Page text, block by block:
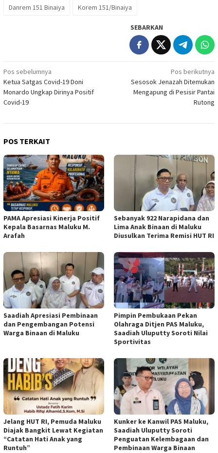
Danrem 151 Binaiya Korem 151/Binaiya
SEBARKAN
Navigasi
pos
Pos sebelumnya
Ketua Satgas Covid-19 Doni
Monardo Ungkap Dirinya Positif
Covid-19
Pos berikutnya
Sesosok Jenazah Ditemukan
Mengapung di Pesisir Pantai
Rutong
POS TERKAIT
PAMA Apresiasi Kinerja Positif
Kepala Basarnas Maluku M.
Arafah
Sebanyak 922 Narapidana dan
Lima Anak Binaan di Maluku
Diusulkan Terima Remisi HUT RI
Saadiah Apresiasi Pembinaan
dan Pengembangan Potensi
Warga Binaan di Maluku
Pimpin Pembukaan Pekan
Olahraga Ditjen PAS Maluku,
Saadiah Uluputty Soroti Nilai
Sportivitas
Jelang HUT RI, Pemuda Maluku
Diajak Bangkit Lewat Kegiatan
“Catatan Hati Anak yang
Runtuh”
Kunker ke Kanwil PAS Maluku,
Saadiah Uluputty Soroti
Penguatan Kelembagaan dan
Pembinaan Warga Binaan